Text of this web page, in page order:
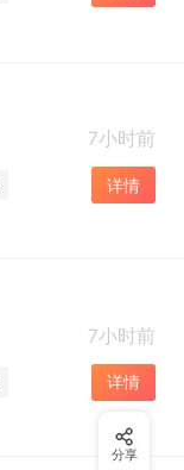
7小时前
详情
7小时前
详情
分享